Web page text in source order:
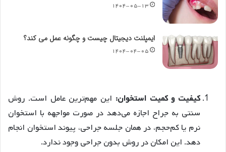
۱۴۰۴-۰۵-۱۳
ایمپلنت دیجیتال چیست و چگونه عمل می کند؟
۱۴۰۴-۰۴-۰۵
کیفیت و کمیت استخوان: این مهم‌ترین عامل است. روش
سنتی به جراح اجازه می‌دهد در صورت مواجهه با استخوان
نرم یا کم‌حجم، در همان جلسه جراحی، پیوند استخوان انجام
دهد. این امکان در روش بدون جراحی وجود ندارد.